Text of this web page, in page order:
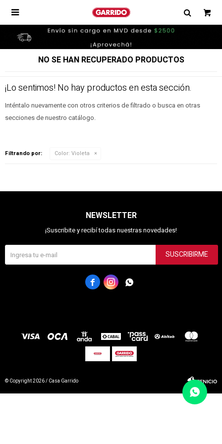

NO SE HAN RECUPERADO PRODUCTOS
¡Lo sentimos! No hay productos en esta sección.
Inténtalo nuevamente con otros criterios de filtrado o busca en otras
secciones de nuestro catálogo.
Filtrando por: Color: Violeta
NEWSLETTER
¡Suscribite y recibí todas nuestras novedades!
SUSCRIBIRME
  
© Copyright 2026 / Casa Garrido